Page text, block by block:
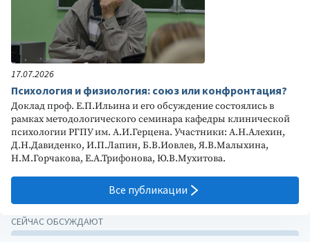
17.07.2026
Психология и физиология: союз или конфронтация?
Доклад проф. Е.П.Ильина и его обсуждение состоялись в
рамках методологического семинара кафедры клинической
психологии РГПУ им. А.И.Герцена. Участники: А.Н.Алехин,
Д.Н.Давиденко, И.П.Лапин, Б.В.Иовлев, Я.В.Малыхина,
Н.М.Горчакова, Е.А.Трифонова, Ю.В.Мухитова.
Все публикации
СЕЙЧАС ОБСУЖДАЮТ